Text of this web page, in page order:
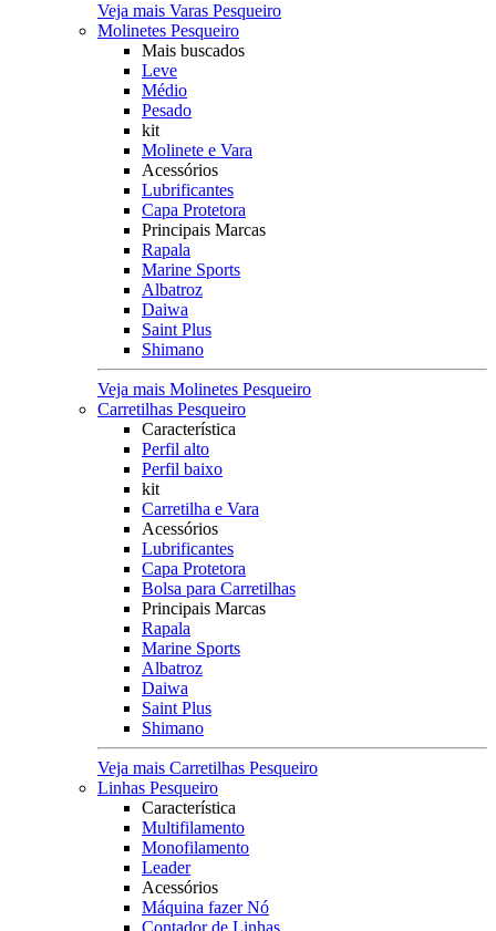
Veja mais Varas Pesqueiro
Molinetes Pesqueiro
Mais buscados
Leve
Médio
Pesado
kit
Molinete e Vara
Acessórios
Lubrificantes
Capa Protetora
Principais Marcas
Rapala
Marine Sports
Albatroz
Daiwa
Saint Plus
Shimano
Veja mais Molinetes Pesqueiro
Carretilhas Pesqueiro
Característica
Perfil alto
Perfil baixo
kit
Carretilha e Vara
Acessórios
Lubrificantes
Capa Protetora
Bolsa para Carretilhas
Principais Marcas
Rapala
Marine Sports
Albatroz
Daiwa
Saint Plus
Shimano
Veja mais Carretilhas Pesqueiro
Linhas Pesqueiro
Característica
Multifilamento
Monofilamento
Leader
Acessórios
Máquina fazer Nó
Contador de Linhas